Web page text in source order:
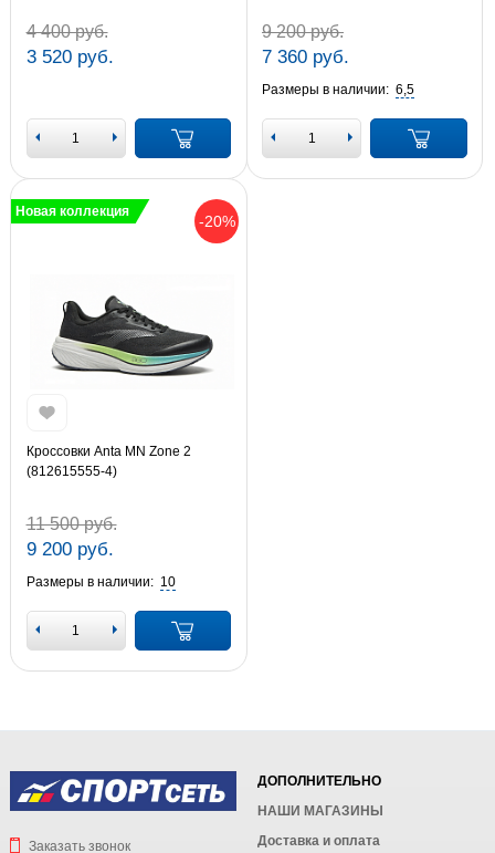
4 400 руб.
3 520 руб.
9 200 руб.
7 360 руб.
Размеры в наличии: 6,5
-20%
Новая коллекция
Кроссовки Anta MN Zone 2
(812615555-4)
11 500 руб.
9 200 руб.
Размеры в наличии: 10
Заказать звонок
ДОПОЛНИТЕЛЬНО
НАШИ МАГАЗИНЫ
Доставка и оплата